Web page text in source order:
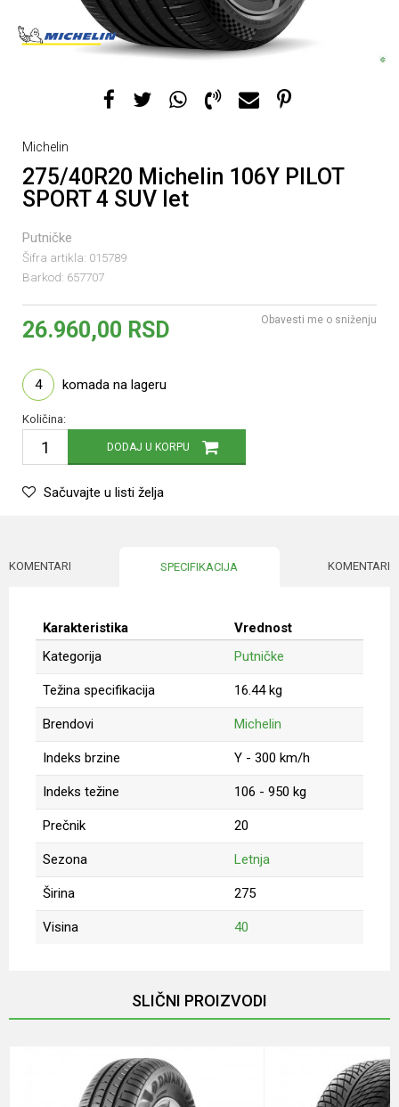
Michelin
275/40R20 Michelin 106Y PILOT
SPORT 4 SUV let
Putničke
Šifra artikla: 015789
Barkod: 657707
26.960,00 RSD Obavesti me o sniženju
4 komada na lageru
Količina:
DODAJ U KORPU
Sačuvajte u listi želja
KOMENTARI SPECIFIKACIJA KOMENTARI
Karakteristika
Vrednost
Kategorija
Putničke
Težina specifikacija 16.44 kg
Brendovi Michelin
Indeks brzine Y - 300 km/h
Indeks težine 106 - 950 kg
Prečnik 20
Sezona Letnja
Širina 275
Visina 40
SLIČNI PROIZVODI